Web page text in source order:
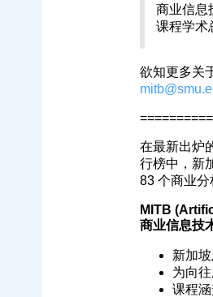
商业信息
课程学术
欲知更多关
在最新出炉
行榜中，新
83 个商业分
MITB
商业信息技
新加
为向
课程